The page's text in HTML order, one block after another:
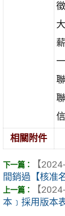
相關附件
【
間銷過【核准
【
本﹞採用版本